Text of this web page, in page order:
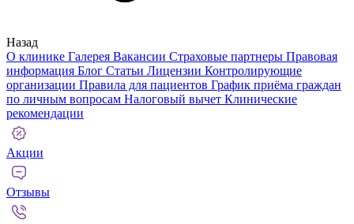
Назад
О клинике Галерея Вакансии Страховые партнеры Правовая
информация Блог Статьи Лицензии Контролирующие
организации Правила для пациентов График приёма граждан
по личным вопросам Налоговый вычет Клинические
рекомендации
Акции
Отзывы